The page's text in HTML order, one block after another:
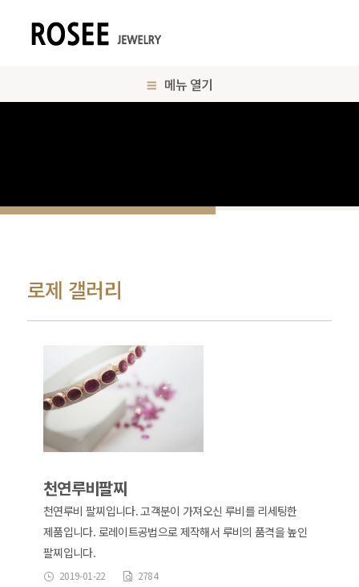
메뉴 열기
로제 갤러리
천연루비팔찌
천연루비 팔찌입니다. 고객분이 가져오신 루비를 리세팅한
제품입니다. 로레이트공법으로 제작해서 루비의 품격을 높인
팔찌입니다.
2019-01-22 2784